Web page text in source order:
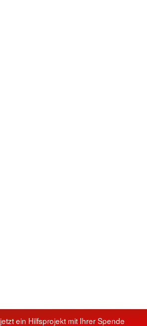
ein Hilfsprojekt mit Ihrer Spende